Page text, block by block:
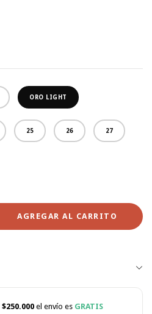
ORO LIGHT
25 26 27
$250.000 el envío es GRATIS